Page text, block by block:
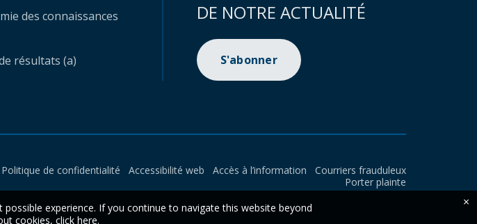
des connaissances
résultats (a)
DE NOTRE ACTUALITÉ
S'abonner
Politique de confidentialité Accessibilité web Accès à l’information
Courriers frauduleux
Porter plainte
experience. If you continue to navigate this website beyond
cookies, click here.
×